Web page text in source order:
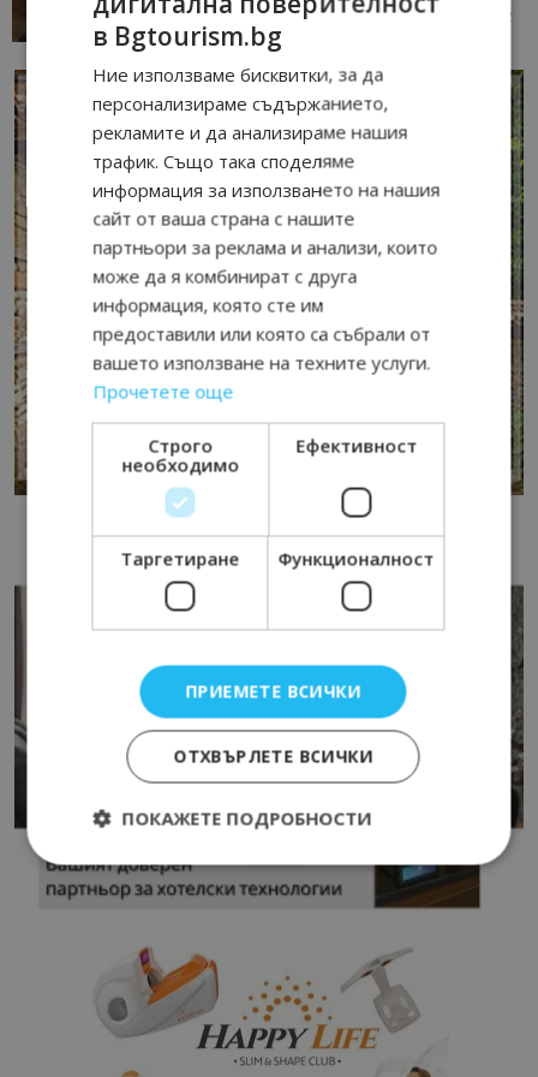
AI Travel Economy с Елица Стоилова 13/07/2026 09:02
в Bgtourism.bg
Ние използваме бисквитки, за да
персонализираме съдържанието,
рекламите и да анализираме нашия
трафик. Също така споделяме
информация за използването на нашия
сайт от ваша страна с нашите
партньори за реклама и анализи, които
може да я комбинират с друга
информация, която сте им
предоставили или която са събрали от
вашето използване на техните услуги.
Прочетете още
Строго
необходимо
Ефективност
Таргетиране Функционалност
ПРИЕМЕТЕ ВСИЧКИ
ОТХВЪРЛЕТЕ ВСИЧКИ
ПОКАЖЕТЕ ПОДРОБНОСТИ
Ефективност
Таргетиране
Строго необходимите бисквитки позволяват
основната функционалност на уебсайта, като
потребителско влизане и управление на
акаунта. Уебсайтът не може да се използва
правилно без строго необходими бисквитки.